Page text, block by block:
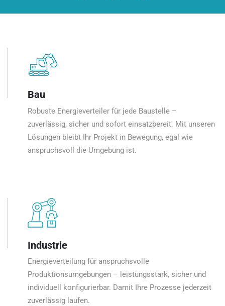
Bau
Robuste Energieverteiler für jede Baustelle –
zuverlässig, sicher und sofort einsatzbereit. Mit unseren
Lösungen bleibt Ihr Projekt in Bewegung, egal wie
anspruchsvoll die Umgebung ist.
Industrie
Energieverteilung für anspruchsvolle
Produktionsumgebungen – leistungsstark, sicher und
individuell konfigurierbar. Damit Ihre Prozesse jederzeit
zuverlässig laufen.